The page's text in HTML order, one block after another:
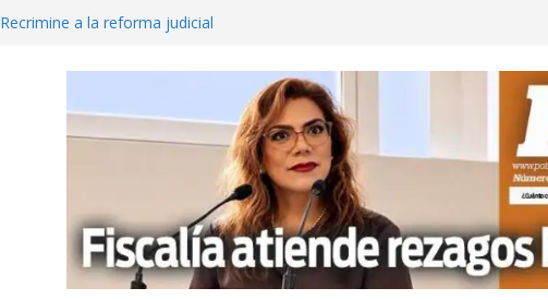
Recrimine a la reforma judicial
El gobierno abre el erario: ¿cuánto dará a la CNTE de
Lecciones desde el creciente conservadurismo exterior